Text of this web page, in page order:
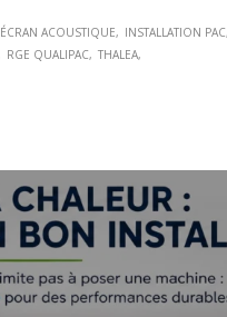
ÉCRAN ACOUSTIQUE INSTALLATION PAC
RGE QUALIPAC THALEA